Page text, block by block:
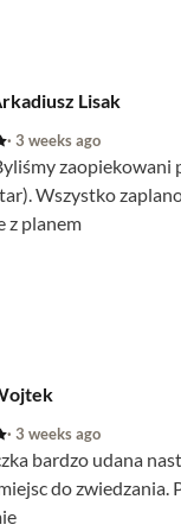
Lisak
· 3 weeks ago
zaopiekowani
Wszystko
z planem
· 3 weeks ago
bardzo udana
do zwiedzania.